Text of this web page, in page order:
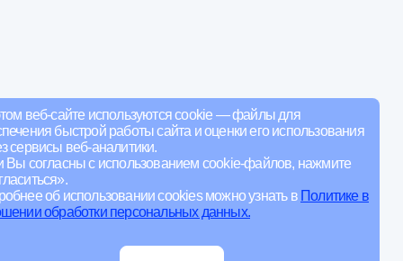
веб-сайте используются cookie — файлы для
быстрой работы сайта и оценки его использования
сервисы веб-аналитики.
Вы согласны с использованием cookie-файлов, нажмите
об использовании cookies можно узнать в Политике в
обработки персональных данных.